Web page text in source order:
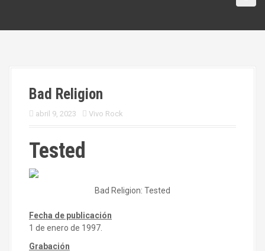
Bad Religion
abril 9, 2023 Vivo Rock
Tested
Bad Religion: Tested
Fecha de publicación
1 de enero de 1997.
Grabación